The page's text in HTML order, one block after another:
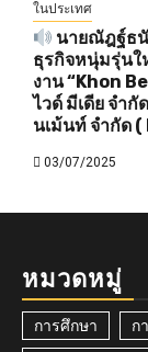
ในประเทศ
นายณัฎฐ์ธนั
ธุรกิจหนุ่มรุ่นใ
งาน “Khon
ไวด์ มีเดีย จำกั
นเม้นท์ จำกัด (
03/07/2025
หมวดหมู่
การศึกษา ก